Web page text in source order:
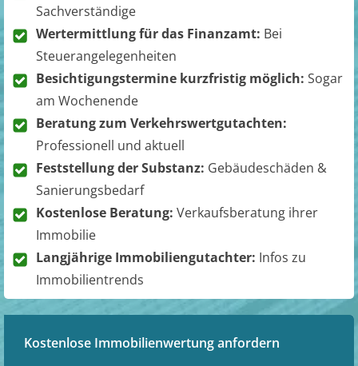
Sachverständige
Wertermittlung für das Finanzamt: Bei
Steuerangelegenheiten
Besichtigungstermine kurzfristig möglich: Sogar
am Wochenende
Beratung zum Verkehrswertgutachten:
Professionell und aktuell
Feststellung der Substanz: Gebäudeschäden &
Sanierungsbedarf
Kostenlose Beratung: Verkaufsberatung ihrer
Immobilie
Langjährige Immobiliengutachter: Infos zu
Immobilientrends
Kostenlose Immobilienwertung anfordern